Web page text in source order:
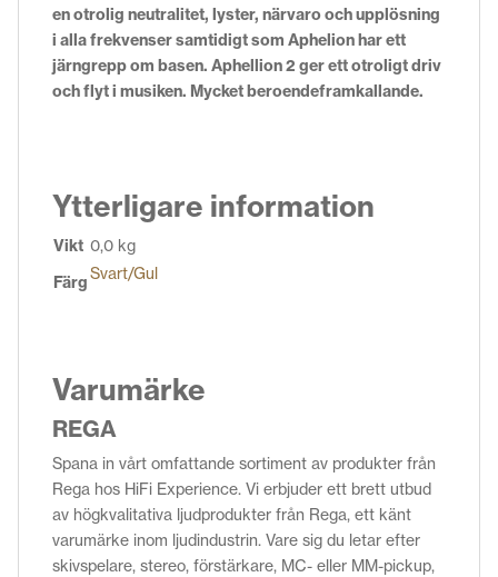
en otrolig neutralitet, lyster, närvaro och upplösning
i alla frekvenser samtidigt som Aphelion har ett
järngrepp om basen. Aphellion 2 ger ett otroligt driv
och flyt i musiken. Mycket beroendeframkallande.
Ytterligare information
Vikt 0,0 kg
FärgSvart/Gul
Varumärke
REGA
Spana in vårt omfattande sortiment av produkter från
Rega hos HiFi Experience. Vi erbjuder ett brett utbud
av högkvalitativa ljudprodukter från Rega, ett känt
varumärke inom ljudindustrin. Vare sig du letar efter
skivspelare, stereo, förstärkare, MC- eller MM-pickup,